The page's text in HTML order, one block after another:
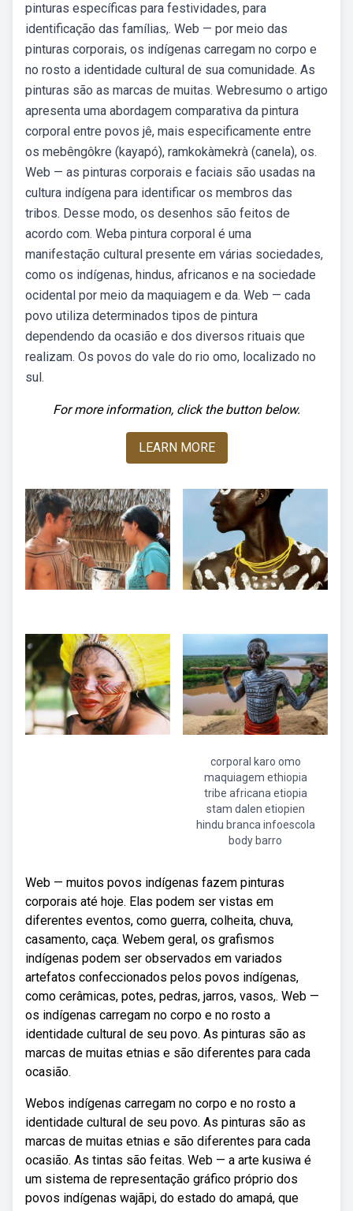
pinturas específicas para festividades, para
identificação das famílias,. Web — por meio das
pinturas corporais, os indígenas carregam no corpo e
no rosto a identidade cultural de sua comunidade. As
pinturas são as marcas de muitas. Webresumo o artigo
apresenta uma abordagem comparativa da pintura
corporal entre povos jê, mais especificamente entre
os mebêngôkre (kayapó), ramkokàmekrà (canela), os.
Web — as pinturas corporais e faciais são usadas na
cultura indígena para identificar os membros das
tribos. Desse modo, os desenhos são feitos de
acordo com. Weba pintura corporal é uma
manifestação cultural presente em várias sociedades,
como os indígenas, hindus, africanos e na sociedade
ocidental por meio da maquiagem e da. Web — cada
povo utiliza determinados tipos de pintura
dependendo da ocasião e dos diversos rituais que
realizam. Os povos do vale do rio omo, localizado no
sul.
For more information, click the button below.
LEARN MORE
corporal karo omo
maquiagem ethiopia
tribe africana etiopia
stam dalen etiopien
hindu branca infoescola
body barro
Web — muitos povos indígenas fazem pinturas
corporais até hoje. Elas podem ser vistas em
diferentes eventos, como guerra, colheita, chuva,
casamento, caça. Webem geral, os grafismos
indígenas podem ser observados em variados
artefatos confeccionados pelos povos indígenas,
como cerâmicas, potes, pedras, jarros, vasos,. Web —
os indígenas carregam no corpo e no rosto a
identidade cultural de seu povo. As pinturas são as
marcas de muitas etnias e são diferentes para cada
ocasião.
Webos indígenas carregam no corpo e no rosto a
identidade cultural de seu povo. As pinturas são as
marcas de muitas etnias e são diferentes para cada
ocasião. As tintas são feitas. Web — a arte kusiwa é
um sistema de representação gráfico próprio dos
povos indígenas wajãpi, do estado do amapá, que